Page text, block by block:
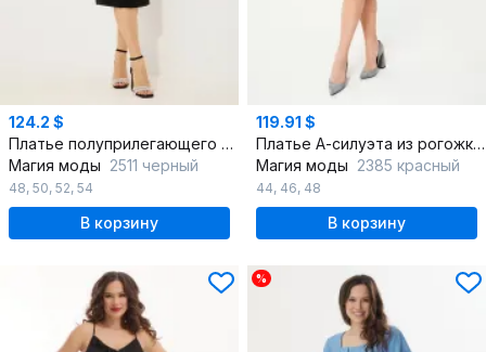
124.2 $
Платье полуприлегающего силуэта из костюмной ткани
Магия моды 2511 черный
48, 50, 52, 54
В корзину
119.91 $
Платье А-силуэта из рогожки с брошью и карманами
Магия моды 2385 красный
44, 46, 48
В корзину
%